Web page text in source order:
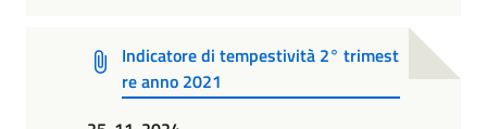
Indicatore di tempestività 2° trimest
re anno 2021